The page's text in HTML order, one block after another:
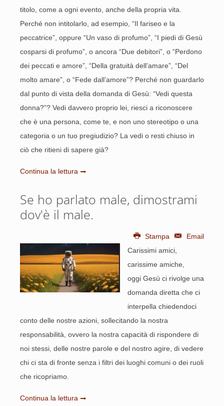
titolo, come a ogni evento, anche della propria vita.
Perché non intitolarlo, ad esempio, “Il fariseo e la
peccatrice”, oppure “Un vaso di profumo”, “I piedi di Gesù
cosparsi di profumo”, o ancora “Due debitori”, o “Perdono
dei peccati e amore”, “Della gratuità dell’amare”, “Del
molto amare”, o “Fede dall’amore”? Perché non guardarlo
dal punto di vista della domanda di Gesù: “Vedi questa
donna?”? Vedi davvero proprio lei, riesci a riconoscere
che è una persona, come te, e non uno stereotipo o una
categoria o un tuo pregiudizio? La vedi o resti chiuso in
ciò che ritieni di sapere già?
Continua la lettura
Se ho parlato male, dimostrami
dov'è il male.
Stampa
Email
Carissimi amici,
carissime amiche,
oggi Gesù ci rivolge una
domanda diretta che ci
interpella chiedendoci
conto delle nostre azioni, sollecitando la nostra
responsabilità, ovvero la nostra capacità di rispondere di
noi stessi, delle nostre parole e del nostro agire, di vedere
chi ci sta di fronte senza i filtri dei luoghi comuni o dei ruoli
che ricopriamo.
Continua la lettura